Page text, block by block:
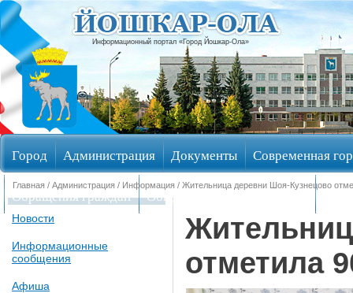
Информационный портал «Город Йошкар-Ола»
Город Администрация Документы Современная
Обращения граждан Общественные обсуждения
Главная / Администрация / Информация / Жительница деревни Шоя-Кузнецово
Новости
Информационные
сообщения
Афиша
отметила